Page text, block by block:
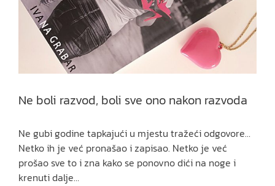
Ne boli razvod, boli sve ono nakon razvoda
Ne gubi godine tapkajući u mjestu tražeći odgovore…
Netko ih je već pronašao i zapisao. Netko je već
prošao sve to i zna kako se ponovno dići na noge i
krenuti dalje…